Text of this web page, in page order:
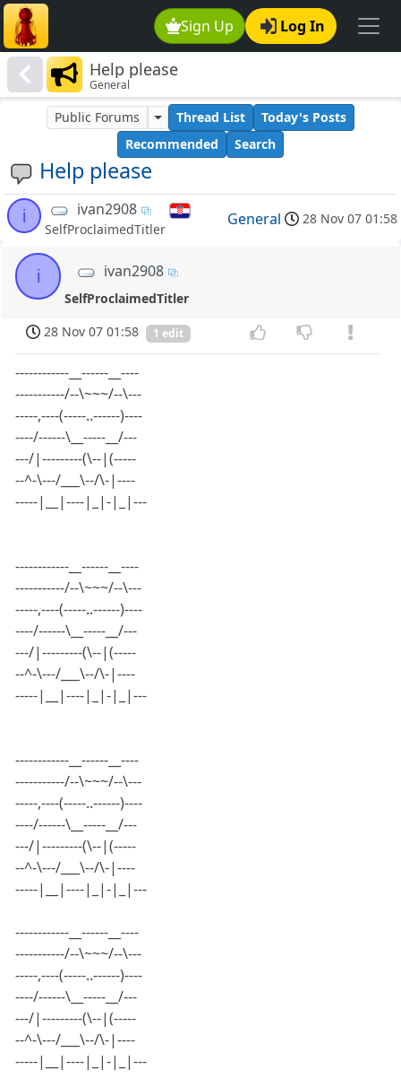
Sign Up Log In
Help please
General
Help please
Public Forums Thread List
Today's Posts
Recommended
Search
i ivan2908
SelfProclaimedTitler
General 28 Nov 07 01:58
i ivan2908
SelfProclaimedTitler
28 Nov 07 01:58
1 edit
------------__------__----
-----------/--\~~~/--\---
-----,----(-----..------)----
----/------\__-----__/---
---/|---------(\--|(-----
--^-\---/___\--/\-|----
-----|__|----|_|-|_|---
------------__------__----
-----------/--\~~~/--\---
-----,----(-----..------)----
----/------\__-----__/---
---/|---------(\--|(-----
--^-\---/___\--/\-|----
-----|__|----|_|-|_|---
------------__------__----
-----------/--\~~~/--\---
-----,----(-----..------)----
----/------\__-----__/---
---/|---------(\--|(-----
--^-\---/___\--/\-|----
-----|__|----|_|-|_|---
------------__------__----
-----------/--\~~~/--\---
-----,----(-----..------)----
----/------\__-----__/---
---/|---------(\--|(-----
--^-\---/___\--/\-|----
-----|__|----|_|-|_|---